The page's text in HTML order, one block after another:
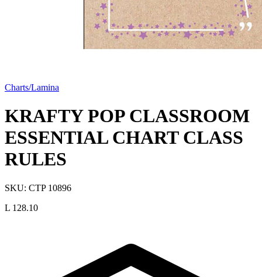
Charts/Lamina
KRAFTY POP CLASSROOM
ESSENTIAL CHART CLASS
RULES
SKU: CTP 10896
L 128.10